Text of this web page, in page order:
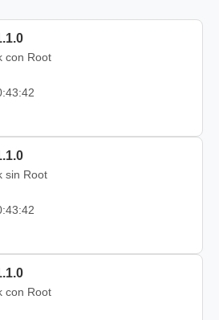
con Root
sin Root
con Root